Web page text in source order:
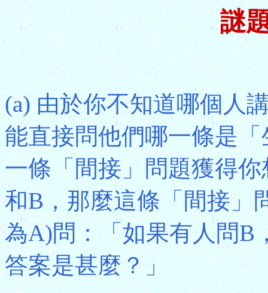
謎
(a) 由於你不知道哪個人
能直接問他們哪一條是
一條「間接」問題獲得
和B，那麼這條「間接」
為A)問：「如果有人問B
答案是甚麼？」